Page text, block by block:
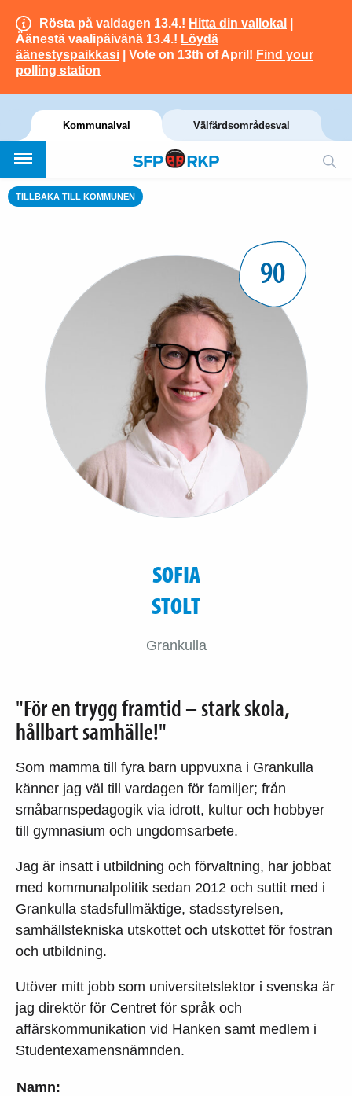
Rösta på valdagen 13.4.! Hitta din vallokal
Äänestä vaalipäivänä 13.4.! Löydä
äänestyspaikkasi | Vote on 13th of April! Find your
polling station
Kommunalval Välfärdsområdesval
TILLBAKA TILL KOMMUNEN
Namn:
90
SOFIA
STOLT
Grankulla
"För en trygg framtid – stark skola,
hållbart samhälle!"
Som mamma till fyra barn uppvuxna i Grankulla
känner jag väl till vardagen för familjer; från
småbarnspedagogik via idrott, kultur och hobbyer
till gymnasium och ungdomsarbete.
Jag är insatt i utbildning och förvaltning, har jobbat
med kommunalpolitik sedan 2012 och suttit med i
Grankulla stadsfullmäktige, stadsstyrelsen,
samhällstekniska utskottet och utskottet för fostran
och utbildning.
Utöver mitt jobb som universitetslektor i svenska är
jag direktör för Centret för språk och
affärskommunikation vid Hanken samt medlem i
Studentexamensnämnden.